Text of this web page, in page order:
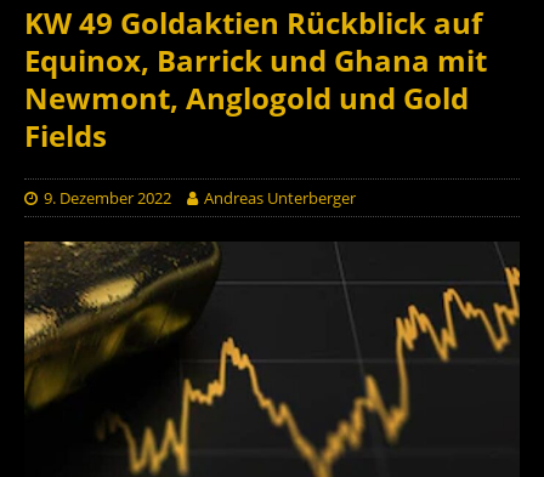
KW 49 Goldaktien Rückblick auf
Equinox, Barrick und Ghana mit
Newmont, Anglogold und Gold
Fields
9. Dezember 2022 Andreas Unterberger